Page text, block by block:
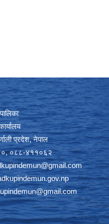
प्रदेश, नेपाल
०८८-४११०६२